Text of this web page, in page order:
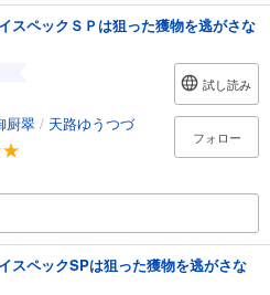
スペックＳＰは狙った獲物を逃がさな
厨翠 / 天路ゆうつづ
試し読み
フォロー
スペックSPは狙った獲物を逃がさな